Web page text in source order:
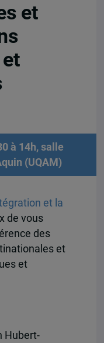
et
à 14h, salle
(UQAM)
et la
de vous
des
et
et
Hubert-